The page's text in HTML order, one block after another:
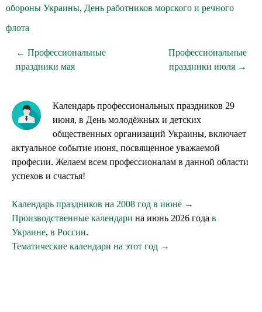
обороны Украины, День работников морского и речного
флота
← Профессиональные
праздники мая
Профессиональные
праздники июля →
Календарь профессиональных праздников 29
июня, в День молодёжных и детских
общественных организаций Украины, включает
актуальное событие июня, посвященное уважаемой
професии. Желаем всем профессионалам в данной области
успехов и счастья!
Календарь праздников на 2008 год в июне →
Производственные календари на июнь 2026 года в
Украине, в России.
Тематические календари на этот год →